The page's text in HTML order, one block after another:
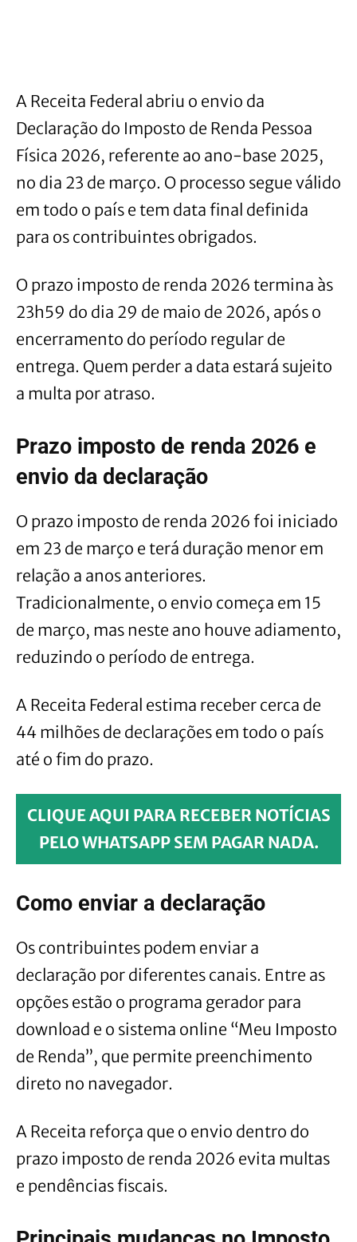
A Receita Federal abriu o envio da
Declaração do Imposto de Renda Pessoa
Física 2026, referente ao ano-base 2025,
no dia 23 de março. O processo segue válido
em todo o país e tem data final definida
para os contribuintes obrigados.
O prazo imposto de renda 2026 termina às
23h59 do dia 29 de maio de 2026, após o
encerramento do período regular de
entrega. Quem perder a data estará sujeito
a multa por atraso.
Prazo imposto de renda 2026 e
envio da declaração
O prazo imposto de renda 2026 foi iniciado
em 23 de março e terá duração menor em
relação a anos anteriores.
Tradicionalmente, o envio começa em 15
de março, mas neste ano houve adiamento,
reduzindo o período de entrega.
A Receita Federal estima receber cerca de
44 milhões de declarações em todo o país
até o fim do prazo.
CLIQUE AQUI PARA RECEBER NOTÍCIAS
PELO WHATSAPP SEM PAGAR NADA.
Como enviar a declaração
Os contribuintes podem enviar a
declaração por diferentes canais. Entre as
opções estão o programa gerador para
download e o sistema online “Meu Imposto
de Renda”, que permite preenchimento
direto no navegador.
A Receita reforça que o envio dentro do
prazo imposto de renda 2026 evita multas
e pendências fiscais.